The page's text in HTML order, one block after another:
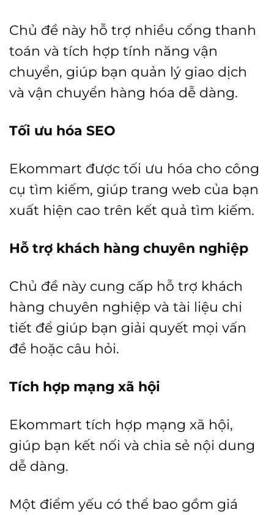
Chủ đề này hỗ trợ nhiều cổng thanh
toán và tích hợp tính năng vận
chuyển, giúp bạn quản lý giao dịch
và vận chuyển hàng hóa dễ dàng.
Tối ưu hóa SEO
Ekommart được tối ưu hóa cho công
cụ tìm kiếm, giúp trang web của bạn
xuất hiện cao trên kết quả tìm kiếm.
Hỗ trợ khách hàng chuyên nghiệp
Chủ đề này cung cấp hỗ trợ khách
hàng chuyên nghiệp và tài liệu chi
tiết để giúp bạn giải quyết mọi vấn
đề hoặc câu hỏi.
Tích hợp mạng xã hội
Ekommart tích hợp mạng xã hội,
giúp bạn kết nối và chia sẻ nội dung
dễ dàng.
Một điểm yếu có thể bao gồm giá